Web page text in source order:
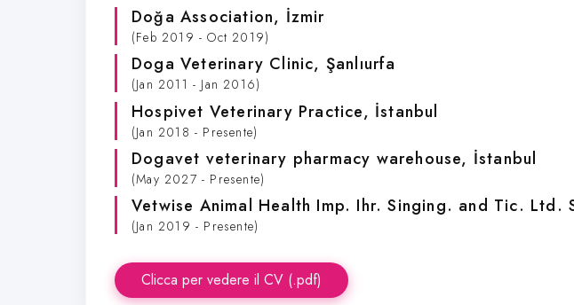
Doğa Association, İzmir
(Feb 2019 - Oct 2019)
Doga Veterinary Clinic, Şanlıurfa
(Jan 2011 - Jan 2016)
Hospivet Veterinary Practice, İstanbul
(Jan 2018 - Presente)
Dogavet veterinary pharmacy warehouse, İstanbul
(May 2027 - Presente)
Vetwise Animal Health Imp. Ihr. Singing. and Tic. Ltd.
(Jan 2019 - Presente)
Clicca per vedere il CV (.pdf)